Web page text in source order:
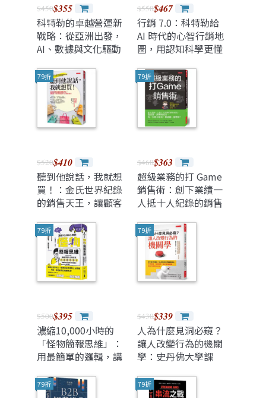
$450$355
科特勒的卓越營運新
戰略：從亞洲出發，
AI、數據與文化驅動
$550$467
行銷 7.0：科特勒給
AI 時代的心智行銷地
圖，用認知科學更懂
心的新路徑
79折
$520$410
聽到他說話，我就想
買！：金氏世界紀錄
的銷售天王，讓顧客
銷售技巧
79折
$460$363
超級業務的打 Game
銷售術：創下業績一
人抵十人紀錄的銷售
到成交，每一步都有
節奏，像破關一樣簡
單！
79折
$500$395
濃縮10,000小時的
「怪物簡報思維」：
用最簡單的邏輯，講
──日本廣告鬼才讓
79折
$430$339
人為什麼見洞必窺？
讓人改變行為的機關
學：史丹佛大學課
機關設計，不用催
79折 79折